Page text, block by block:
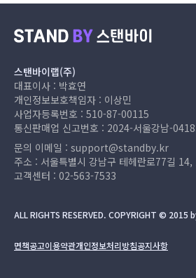
스탠바이랩(주)
대표이사 : 박효연
개인정보보호책임자 : 이상민
사업자등록번호 : 510-87-00115
통신판매업 신고번호 : 2024-서울강남-
문의 이메일 : support@standby.kr
주소 : 서울특별시 강남구 테헤란로77길
고객센터 : 02-563-7533
ALL RIGHTS RESERVED. COPYRIGHT © 2015
면책공고이용약관개인정보처리방침공지사항